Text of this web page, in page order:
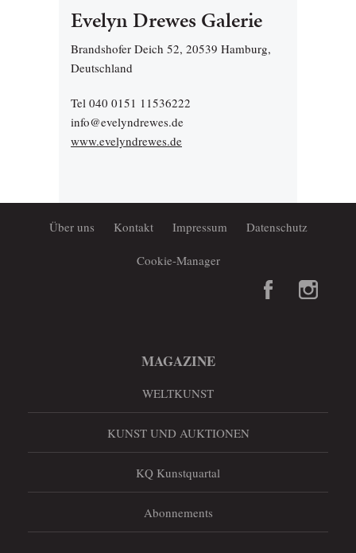
Evelyn Drewes Galerie
Brandshofer Deich 52, 20539 Hamburg,
Deutschland
Tel 040 0151 11536222
info@evelyndrewes.de
www.evelyndrewes.de
Über uns Kontakt Impressum Datenschutz
Cookie-Manager
MAGAZINE
WELTKUNST
KUNST UND AUKTIONEN
KQ Kunstquartal
Abonnements